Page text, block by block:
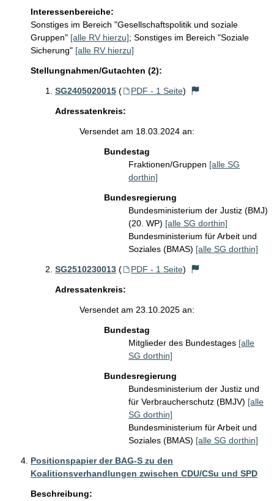
Interessenbereiche:
Sonstiges im Bereich "Gesellschaftspolitik und soziale
Gruppen" [alle RV hierzu]; Sonstiges im Bereich "Soziale
Sicherung" [alle RV hierzu]
Stellungnahmen/Gutachten (2):
SG2405020015 ( PDF - 1 Seite)
Adressatenkreis:
Versendet am 18.03.2024 an:
Bundestag
Fraktionen/Gruppen [alle SG
dorthin]
Bundesregierung
Bundesministerium der Justiz (BMJ)
(20. WP) [alle SG dorthin]
Bundesministerium für Arbeit und
Soziales (BMAS) [alle SG dorthin]
SG2510230013 ( PDF - 1 Seite)
Adressatenkreis:
Versendet am 23.10.2025 an:
Bundestag
Mitglieder des Bundestages [alle
SG dorthin]
Bundesregierung
Bundesministerium der Justiz und
für Verbraucherschutz (BMJV) [alle
SG dorthin]
Bundesministerium für Arbeit und
Soziales (BMAS) [alle SG dorthin]
Positionspapier der BAG-S zu den
Koalitionsverhandlungen zwischen CDU/CSu und SPD
Beschreibung: